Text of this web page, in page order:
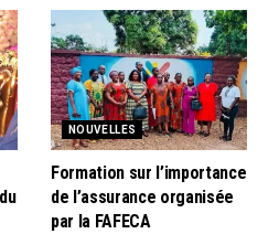
NOUVELLES
Formation sur l’importance
de l’assurance organisée
par la FAFECA